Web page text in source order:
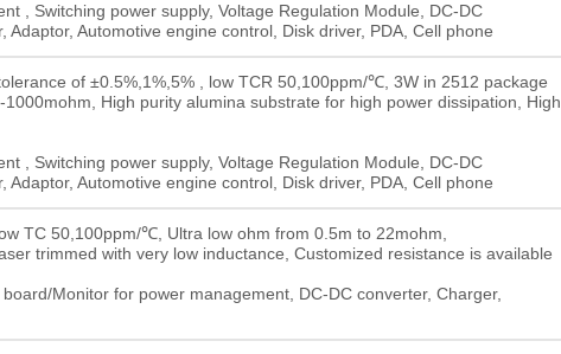
, Switching power supply, Voltage Regulation Module, DC-DC
Adaptor, Automotive engine control, Disk driver, PDA, Cell phone
of ±0.5%,1%,5% , low TCR 50,100ppm/℃, 3W in 2512 package
High purity alumina substrate for high power dissipation, High
, Switching power supply, Voltage Regulation Module, DC-DC
Adaptor, Automotive engine control, Disk driver, PDA, Cell phone
TC 50,100ppm/℃, Ultra low ohm from 0.5m to 22mohm,
trimmed with very low inductance, Customized resistance is available
Monitor for power management, DC-DC converter, Charger,